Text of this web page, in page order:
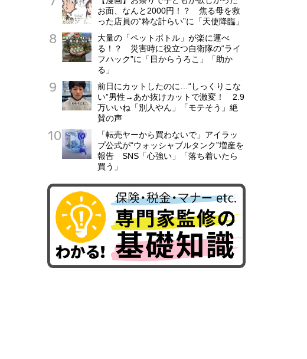
お面、なんと2000円！？ 焦る母を救
った店員の“粋な計らい”に「天使降臨」
大量の「ペットボトル」が楽に運べ
る！？ 災害時に役立つ自衛隊の“ライ
フハック”に「目からうろこ」「助か
る」
前日にカットしたのに…“しっくりこな
い”男性→あか抜けカットで激変！ 2.9
万いいね「別人やん」「モテそう」絶
賛の声
「転売ヤーから買わないで」アイラッ
プ公式が“ウォッシャブルタンク”増産を
報告 SNS「心強い」「落ち着いたら
買う」